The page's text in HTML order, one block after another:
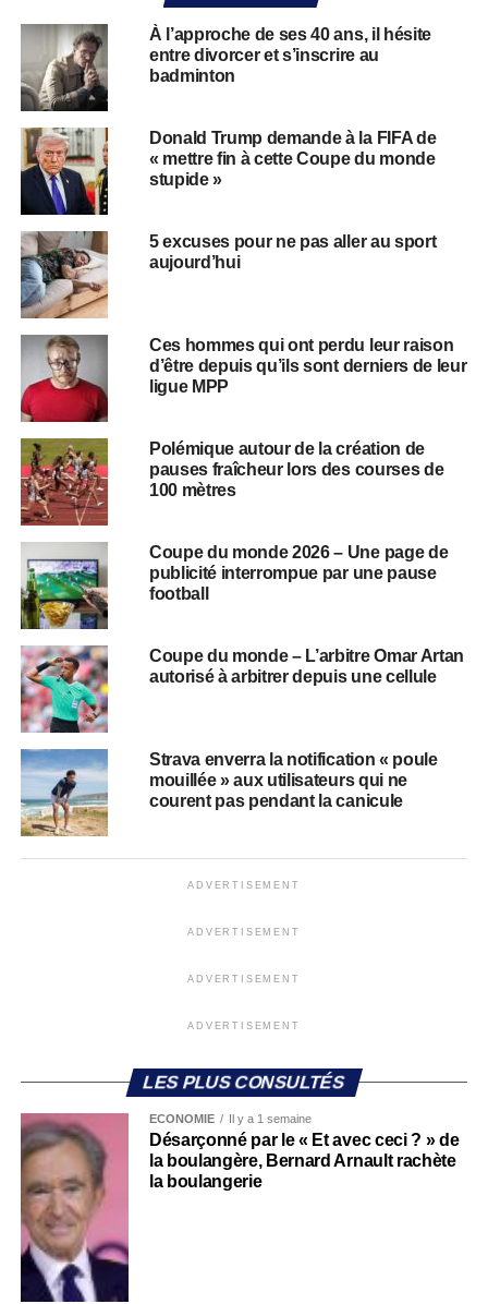
À l’approche de ses 40 ans, il hésite
entre divorcer et s’inscrire au
badminton
Donald Trump demande à la FIFA de
« mettre fin à cette Coupe du monde
stupide »
5 excuses pour ne pas aller au sport
aujourd’hui
Ces hommes qui ont perdu leur raison
d’être depuis qu’ils sont derniers de leur
ligue MPP
Polémique autour de la création de
pauses fraîcheur lors des courses de
100 mètres
Coupe du monde 2026 – Une page de
publicité interrompue par une pause
football
Coupe du monde – L’arbitre Omar Artan
autorisé à arbitrer depuis une cellule
Strava enverra la notification « poule
mouillée » aux utilisateurs qui ne
courent pas pendant la canicule
ADVERTISEMENT
ADVERTISEMENT
ADVERTISEMENT
ADVERTISEMENT
LES PLUS CONSULTÉS
ECONOMIE Il y a 1 semaine
Désarçonné par le « Et avec ceci ? » de
la boulangère, Bernard Arnault rachète
la boulangerie